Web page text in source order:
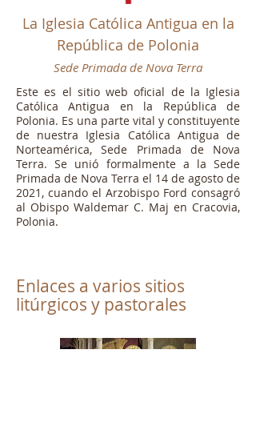
La Iglesia Católica Antigua en la
República de Polonia
Sede Primada de Nova Terra
Este es el sitio web oficial de la Iglesia
Católica Antigua en la República de
Polonia. Es una parte vital y constituyente
de nuestra Iglesia Católica Antigua de
Norteamérica, Sede Primada de Nova
Terra. Se unió formalmente a la Sede
Primada de Nova Terra el 14 de agosto de
2021, cuando el Arzobispo Ford consagró
al Obispo Waldemar C. Maj en Cracovia,
Polonia.
Enlaces a varios sitios
litúrgicos y pastorales